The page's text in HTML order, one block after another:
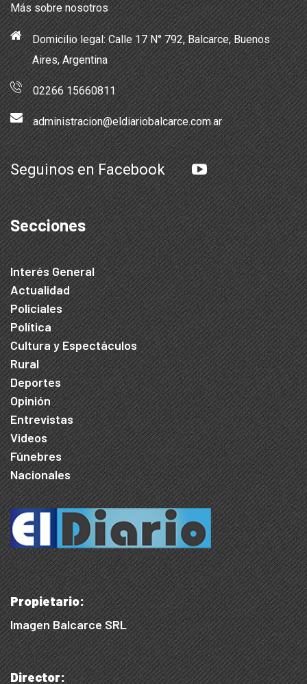
Más sobre nosotros
Domicilio legal: Calle 17 N° 792, Balcarce, Buenos
Aires, Argentina
02266 15660811
administracion@eldiariobalcarce.com.ar
Seguinos en Facebook
Secciones
Interés General
Actualidad
Policiales
Política
Cultura y Espectáculos
Rural
Deportes
Opinión
Entrevistas
Videos
Fúnebres
Nacionales
Propietario:
Imagen Balcarce SRL
Director: